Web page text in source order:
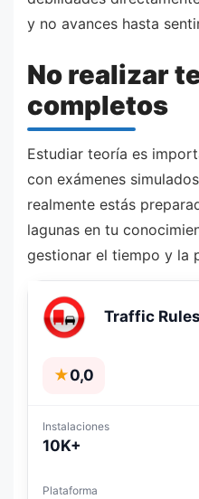
y no avances hasta
No realizar
completos
Estudiar teoría es
con exámenes
realmente estás
lagunas en tu
gestionar el tiempo y la
Traffic Rules
★0,0
Instalaciones
10K+
Plataforma